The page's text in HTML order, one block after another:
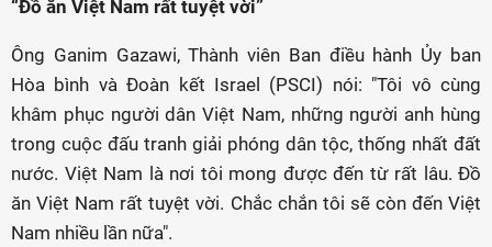
“Đồ ăn Việt Nam rất tuyệt vời”
Ông Ganim Gazawi, Thành viên Ban điều hành Ủy ban
Hòa bình và Đoàn kết Israel (PSCI) nói: "Tôi vô cùng
khâm phục người dân Việt Nam, những người anh hùng
trong cuộc đấu tranh giải phóng dân tộc, thống nhất đất
nước. Việt Nam là nơi tôi mong được đến từ rất lâu. Đồ
ăn Việt Nam rất tuyệt vời. Chắc chắn tôi sẽ còn đến Việt
Nam nhiều lần nữa".